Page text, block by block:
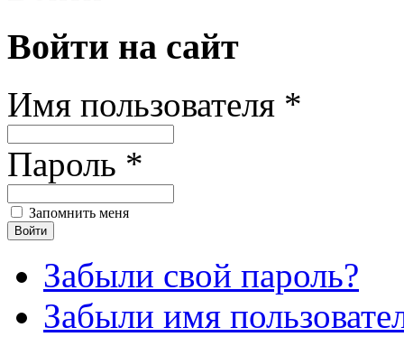
Войти на сайт
Имя пользователя *
Пароль *
Запомнить меня
Забыли свой пароль?
Забыли имя